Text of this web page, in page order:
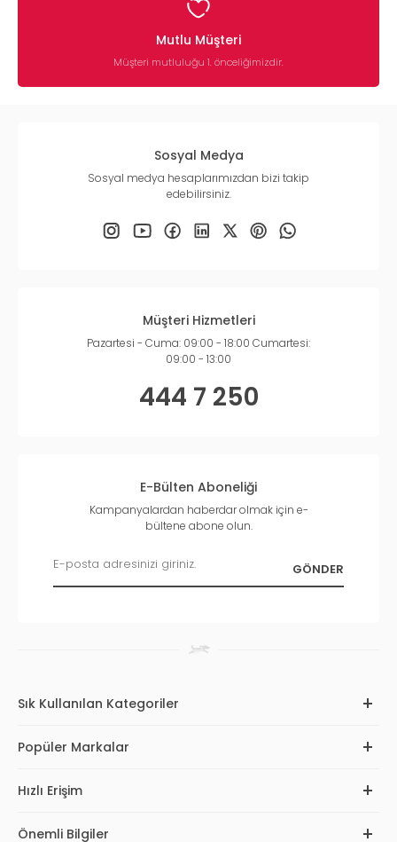
Mutlu Müşteri
Müşteri mutluluğu 1. önceliğimizdir.
Sosyal Medya
Sosyal medya hesaplarımızdan bizi takip
edebilirsiniz.
Müşteri Hizmetleri
Pazartesi - Cuma: 09:00 - 18:00 Cumartesi:
09:00 - 13:00
444 7 250
E-Bülten Aboneliği
Kampanyalardan haberdar olmak için e-
bültene abone olun.
Sık Kullanılan Kategoriler
Popüler Markalar
Hızlı Erişim
Önemli Bilgiler